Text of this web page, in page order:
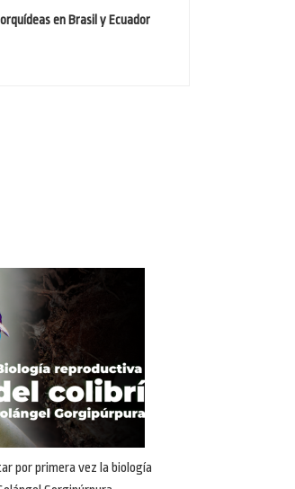
en Brasil y Ecuador
por primera vez la biología